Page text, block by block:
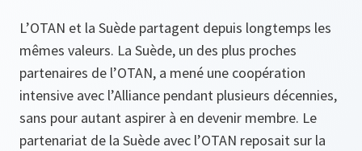
L’OTAN et la Suède partagent depuis longtemps les
mêmes valeurs. La Suède, un des plus proches
partenaires de l’OTAN, a mené une coopération
intensive avec l’Alliance pendant plusieurs décennies,
sans pour autant aspirer à en devenir membre. Le
partenariat de la Suède avec l’OTAN reposait sur la